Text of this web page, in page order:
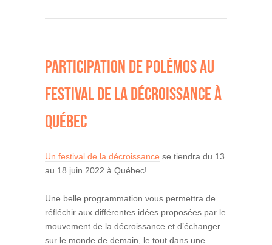
PARTICIPATION DE POLÉMOS AU
FESTIVAL DE LA DÉCROISSANCE À
QUÉBEC
Un festival de la décroissance se tiendra du 13
au 18 juin 2022 à Québec!
Une belle programmation vous permettra de
réfléchir aux différentes idées proposées par le
mouvement de la décroissance et d’échanger
sur le monde de demain, le tout dans une